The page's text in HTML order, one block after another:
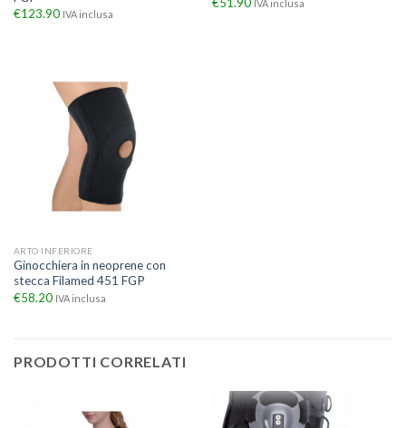
€123.90 IVA inclusa
IVA inclusa
ARTO INFERIORE
Ginocchiera in neoprene con
stecca Filamed 451 FGP
€58.20 IVA inclusa
PRODOTTI CORRELATI